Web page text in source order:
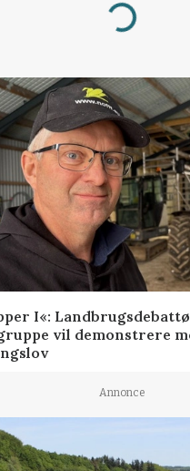
Loading...
I«:
vil demonstrere
Annonce